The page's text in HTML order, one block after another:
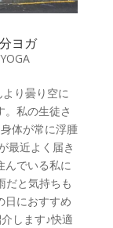
ヨガ
YOGA
り曇り空に
。私の生徒さ
体が常に浮腫
最近よく届き
んでいる私に
と気持ちも
日におすすめ
します♪快適